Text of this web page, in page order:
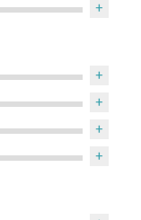
+
+
+
+
+